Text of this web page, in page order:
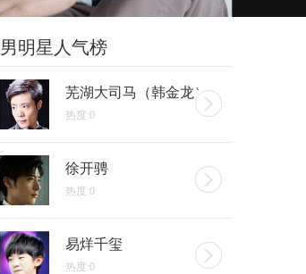
明星人气榜
芜湖大司马（韩金龙）
热度:0
徐开骋
热度:0
易烊千玺
热度:0